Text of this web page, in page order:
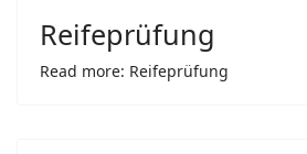
Reifeprüfung
Read more: Reifeprüfung